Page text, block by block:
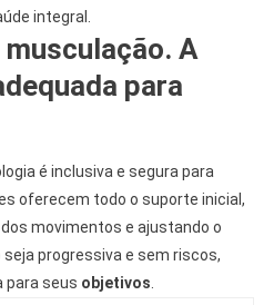
integral.
musculação. A
para
é inclusiva e segura para
oferecem todo o suporte inicial,
movimentos e ajustando o
progressiva e sem riscos,
para seus objetivos.